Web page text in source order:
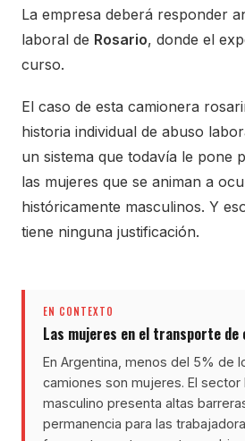
La empresa deberá responder
laboral de Rosario, donde el
curso.
El caso de esta camionera
historia individual de abuso
un sistema que todavía le pone
las mujeres que se animan a
históricamente masculinos. Y
tiene ninguna justificación.
EN CONTEXTO
Las mujeres en el transporte de
En Argentina, menos del 5% de
camiones son mujeres. El
masculino presenta altas
permanencia para las